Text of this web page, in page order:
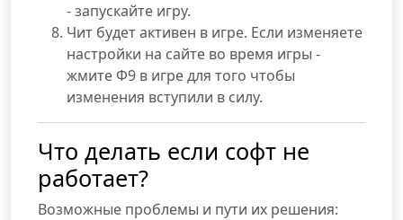
- запускайте игру.
Чит будет активен в игре. Если изменяете
настройки на сайте во время игры -
жмите Ф9 в игре для того чтобы
изменения вступили в силу.
Что делать если софт не
работает?
Возможные проблемы и пути их решения: